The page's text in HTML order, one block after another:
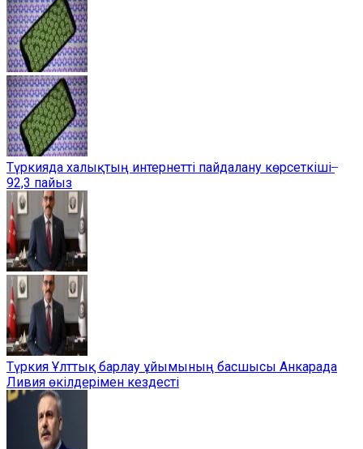
Түркияда халықтың интернетті пайдалану көрсеткіші ̶
92,3 пайыз
Түркия Ұлттық барлау ұйымының басшысы Анкарада
Ливия өкілдерімен кездесті